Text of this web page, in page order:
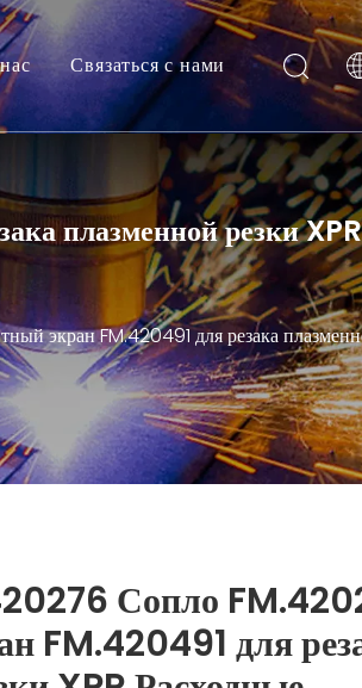
Связаться с нами
плазменной резки XPR
экран FM.420491 для резака
Сопло
FM.420491 для